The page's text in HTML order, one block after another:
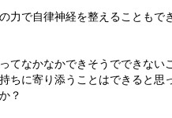
力で自律神経を整えることもで
てなかなかできそうでできない
ちに寄り添うことはできると思
？